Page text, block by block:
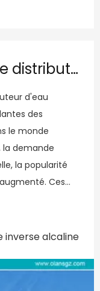
Meilleures sociétés de distributeur d'eau mousseuses du Top 10 et marques étincelantes des fabricants d'eau aux États-Unis
d'eau
des
le monde
la demande
la popularité
Ces
inverse alcaline